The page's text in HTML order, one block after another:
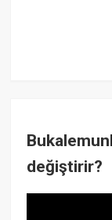
değiştirir?